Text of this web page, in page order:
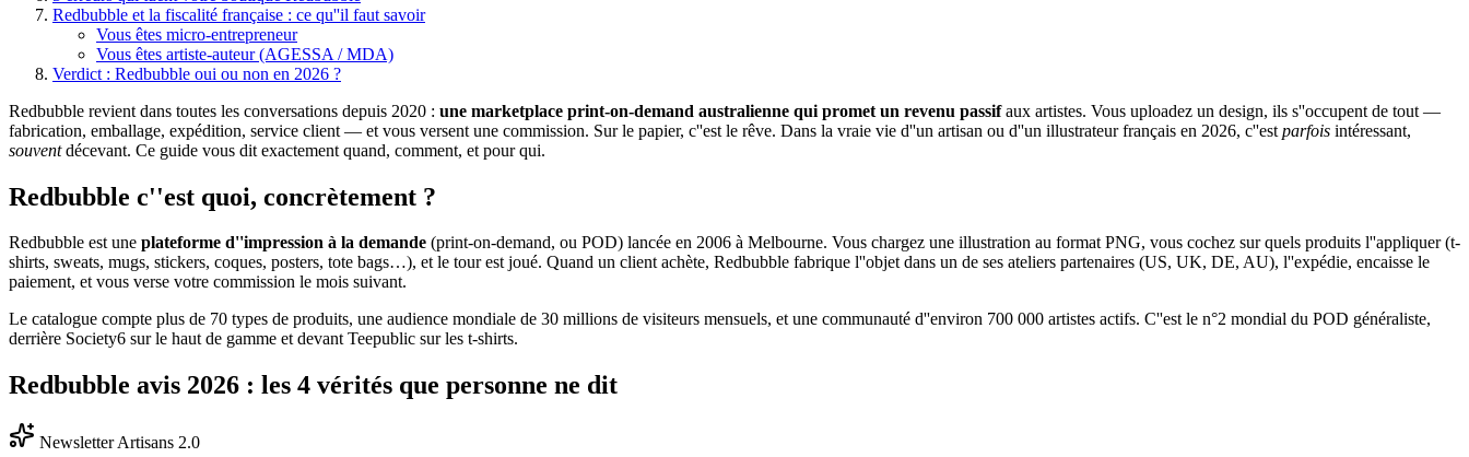
Redbubble et la fiscalité française : ce qu''il faut savoir
Vous êtes micro-entrepreneur
Vous êtes artiste-auteur (AGESSA / MDA)
Verdict : Redbubble oui ou non en 2026 ?
Redbubble revient dans toutes les conversations depuis 2020 : une marketplace print-on-demand australienne qui promet un revenu passifaux artistes. Vous uploadez un design, ils s''occupent de tout —
fabrication, emballage, expédition, service client — et vous versent une commission. Sur le papier, c''est le rêve. Dans la vraie vie d''un artisan ou d''un illustrateur français en 2026, c''est parfois intéressant,
souventdécevant. Ce guide vous dit exactement quand, comment, et pour qui.
Redbubble c''est quoi, concrètement ?
Redbubble est une plateforme d''impression à la demande (print-on-demand, ou POD) lancée en 2006 à Melbourne. Vous chargez une illustration au format PNG, vous cochez sur quels produits l''appliquer (t-
shirts, sweats, mugs, stickers, coques, posters, tote bags…), et le tour est joué. Quand un client achète, Redbubble fabrique l''objet dans un de ses ateliers partenaires (US, UK, DE, AU), l''expédie, encaisse le
paiement, et vous verse votre commission le mois suivant.
Le catalogue compte plus de 70 types de produits, une audience mondiale de 30 millions de visiteurs mensuels, et une communauté d''environ 700 000 artistes actifs. C''est le n°2 mondial du POD généraliste,
derrière Society6 sur le haut de gamme et devant Teepublic sur les t-shirts.
Redbubble avis 2026 : les 4 vérités que personne ne dit
Newsletter Artisans 2.0